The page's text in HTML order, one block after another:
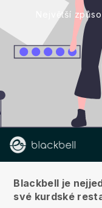
Největší
Blackbell je
své kurdské